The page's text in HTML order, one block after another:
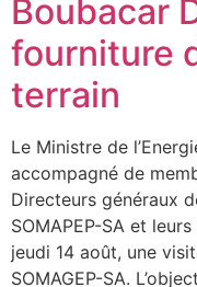
Boubacar
fourniture
terrain
Le Ministre de
accompagné de
Directeurs généraux
SOMAPEP-SA et
jeudi 14 août, une
SOMAGEP-SA.